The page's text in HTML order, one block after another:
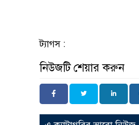
ট্যাগস :
নিউজটি শেয়ার করুন